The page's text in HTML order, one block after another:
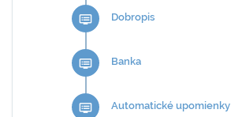
dvr Dobropis
dvr Banka
dvr Automatické upomienky